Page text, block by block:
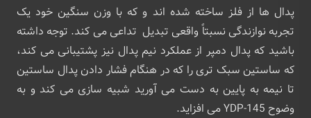
پدال‌ ها از فلز ساخته شده‌ اند و که با وزن سنگین خود یک
تجربه نوازندگی نسبتاً واقعی تبدیل تداعی می ‌کند. توجه داشته
باشید که پدال دمپر از عملکرد نیم پدال نیز پشتیبانی می ‌کند،
که ساستین سبک‌ تری را که در هنگام فشار دادن پدال ساستین
تا نیمه به پایین به دست می‌ آورید شبیه سازی می ‌کند و به
وضوح YDP-145 می‌ افزاید.